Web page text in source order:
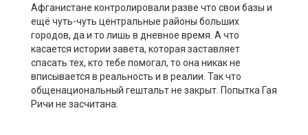
Афганистане контролировали разве что свои базы и
ещё чуть-чуть центральные районы больших
городов, да и то лишь в дневное время. А что
касается истории завета, которая заставляет
спасать тех, кто тебе помогал, то она никак не
вписывается в реальность и в реалии. Так что
общенациональный гештальт не закрыт. Попытка Гая
Ричи не засчитана.